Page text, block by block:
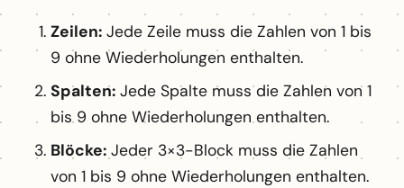
Zeilen: Jede Zeile muss die Zahlen von 1 bis
9 ohne Wiederholungen enthalten.
Spalten: Jede Spalte muss die Zahlen von 1
bis 9 ohne Wiederholungen enthalten.
Blöcke: Jeder 3×3-Block muss die Zahlen
von 1 bis 9 ohne Wiederholungen enthalten.